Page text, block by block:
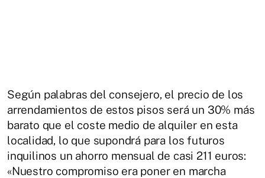
Según palabras del consejero, el precio de los
arrendamientos de estos pisos será un 30% más
barato que el coste medio de alquiler en esta
localidad, lo que supondrá para los futuros
inquilinos un ahorro mensual de casi 211 euros:
«Nuestro compromiso era poner en marcha